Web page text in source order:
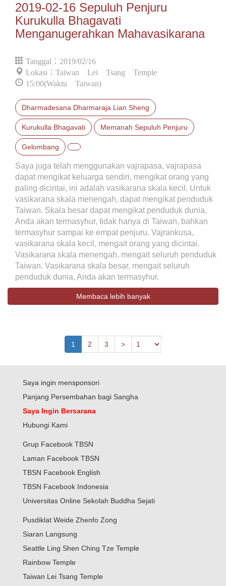
2019-02-16 Sepuluh Penjuru
Kurukulla Bhagavati
Menganugerahkan Mahavasikarana
Tanggal：2019/02/16
Lokasi：Taiwan Lei Tsang Temple
15:00(Waktu Taiwan)
Dharmadesana Dharmaraja Lian Sheng
Kurukulla Bhagavati Memanah Sepuluh Penjuru
Gelombang
Saya juga telah menggunakan vajrapasa, vajrapasa
dapat mengikat keluarga sendiri, mengikat orang yang
paling dicintai, ini adalah vasikarana skala kecil. Untuk
vasikarana skala menengah, dapat mengikat penduduk
Taiwan. Skala besar dapat mengikat penduduk dunia,
Anda akan termasyhur, tidak hanya di Taiwan, bahkan
termasyhur sampai ke empat penjuru. Vajrankusa,
vasikarana skala kecil, mengait orang yang dicintai.
Vasikarana skala menengah, mengait seluruh penduduk
Taiwan. Vasikarana skala besar, mengait seluruh
penduduk dunia, Anda akan termasyhur.
Membaca lebih banyak
1 2 3 >Previous
Saya ingin mensponsori
Panjang Persembahan bagi Sangha
Saya Ingin Bersarana
Hubungi Kami
Grup Facebook TBSN
Laman Facebook TBSN
TBSN Facebook English
TBSN Facebook Indonesia
Universitas Online Sekolah Buddha Sejati
Pusdiklat Weide Zhenfo Zong
Siaran Langsung
Seattle Ling Shen Ching Tze Temple
Rainbow Temple
Taiwan Lei Tsang Temple